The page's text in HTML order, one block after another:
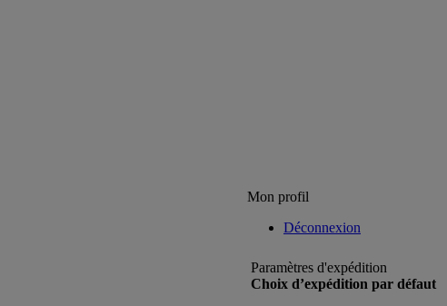
Mon profil
Déconnexion
Paramètres d'expédition
Choix d’expédition par défaut